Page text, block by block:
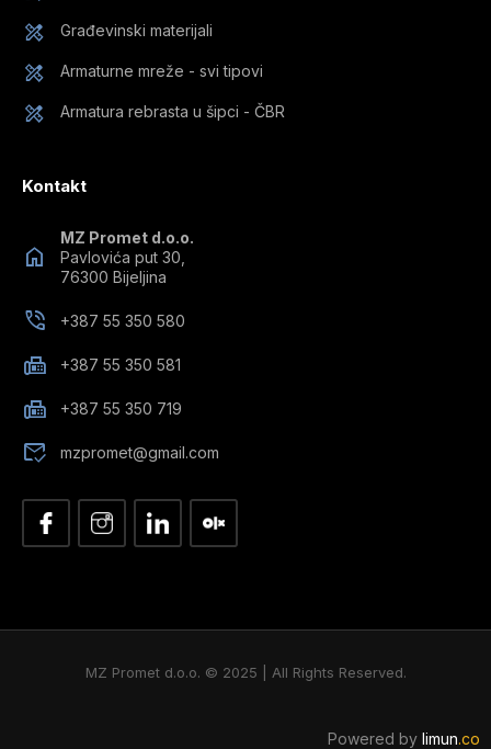
Građevinski materijali
Armaturne mreže - svi tipovi
Armatura rebrasta u šipci - ČBR
Kontakt
MZ Promet d.o.o.
Pavlovića put 30,
76300 Bijeljina
+387 55 350 580
+387 55 350 581
+387 55 350 719
mzpromet@gmail.com
MZ Promet d.o.o. © 2025 | All Rights Reserved.
Powered by limun.co